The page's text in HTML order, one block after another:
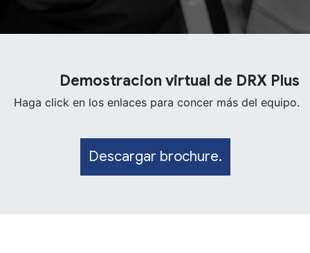
Demostracion virtual de DRX Plus
Haga click en los enlaces para concer más del equipo.
Descargar brochure.